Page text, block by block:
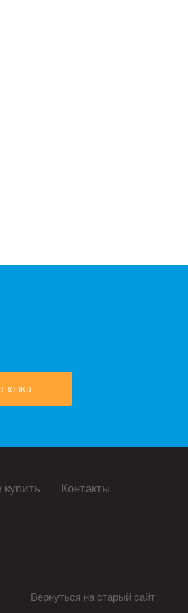
купить Контакты
Вернуться на старый сайт